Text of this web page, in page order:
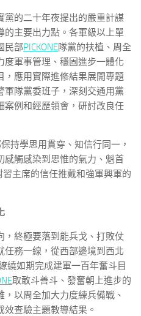
黨的二十年夜提出的嚴重計謀
的主要出力點。各軍級以上單
民部PICKONE隊黨的扶植、周全
度軍事管理、穩固進步一體化
，應用實際進修結果展開專題
軍隊黨委班子，深刻交通用黨
案例和經歷領會，研討改良任
持學思用貫穿、知信行同一，
感觸感染到思惟的氣力、魁首
習主席的信任推戴和強軍興軍的
，終極要落到能兵戈、打敗仗
任務一線，從西部邊境到西北
繞如期完成建軍一百年奮斗目
取敢斗善斗、發奮朝上進步的
以周全加大力度練兵備戰、
查驗主題教導結果。